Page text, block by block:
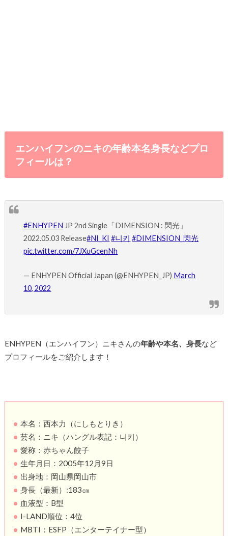
エンハイフンのニキの年齢本名身長などプロ
フィールは？
#ENHYPEN JP 2nd Single「DIMENSION : 閃光」
2022.05.03 Release#NI_KI #니키 #DIMENSION_閃光
pic.twitter.com/7JXuGcenNh
— ENHYPEN Official Japan (@ENHYPEN_JP) March
10, 2022
ENHYPEN（エンハイフン）ニキさんの年齢や本名、身長など
プロフィールをご紹介します！
本名：西本力（にしもとりき）
芸名：ニキ（ハングル表記：니키）
愛称：赤ちゃん餃子
生年月日：2005年12月9日
出身地：岡山県岡山市
身長（最新）:183㎝
血液型：B型
I-LAND順位：4位
MBTI：ESFP（エンターテイナー型）